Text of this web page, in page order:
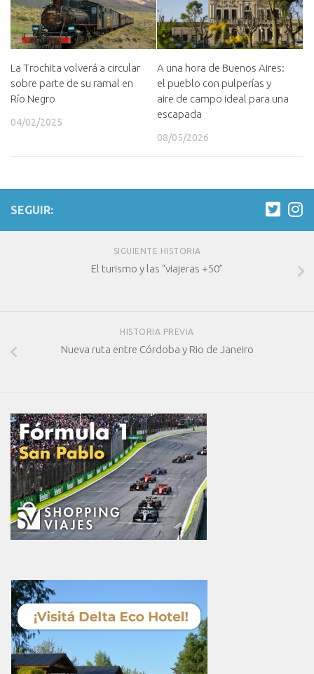
La Trochita volverá a circular
sobre parte de su ramal en
Río Negro
04/02/2025
A una hora de Buenos Aires:
el pueblo con pulperías y
aire de campo ideal para una
escapada
08/05/2026
SEGUIR:
SIGUIENTE HISTORIA
El turismo y las “viajeras +50”
HISTORIA PREVIA
Nueva ruta entre Córdoba y Rio de Janeiro